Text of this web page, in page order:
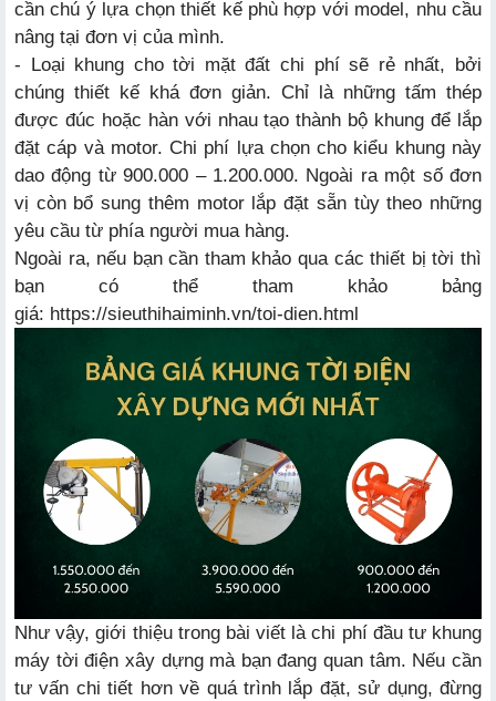
cần chú ý lựa chọn thiết kế phù hợp với model, nhu cầu
nâng tại đơn vị của mình.
- Loại khung cho tời mặt đất chi phí sẽ rẻ nhất, bởi
chúng thiết kế khá đơn giản. Chỉ là những tấm thép
được đúc hoặc hàn với nhau tạo thành bộ khung để lắp
đặt cáp và motor. Chi phí lựa chọn cho kiểu khung này
dao động từ 900.000 – 1.200.000. Ngoài ra một số đơn
vị còn bổ sung thêm motor lắp đặt sẵn tùy theo những
yêu cầu từ phía người mua hàng.
Ngoài ra, nếu bạn cần tham khảo qua các thiết bị tời thì
bạn có thể tham khảo bảng
giá: https://sieuthihaiminh.vn/toi-dien.html
Như vậy, giới thiệu trong bài viết là chi phí đầu tư khung
máy tời điện xây dựng mà bạn đang quan tâm. Nếu cần
tư vấn chi tiết hơn về quá trình lắp đặt, sử dụng, đừng